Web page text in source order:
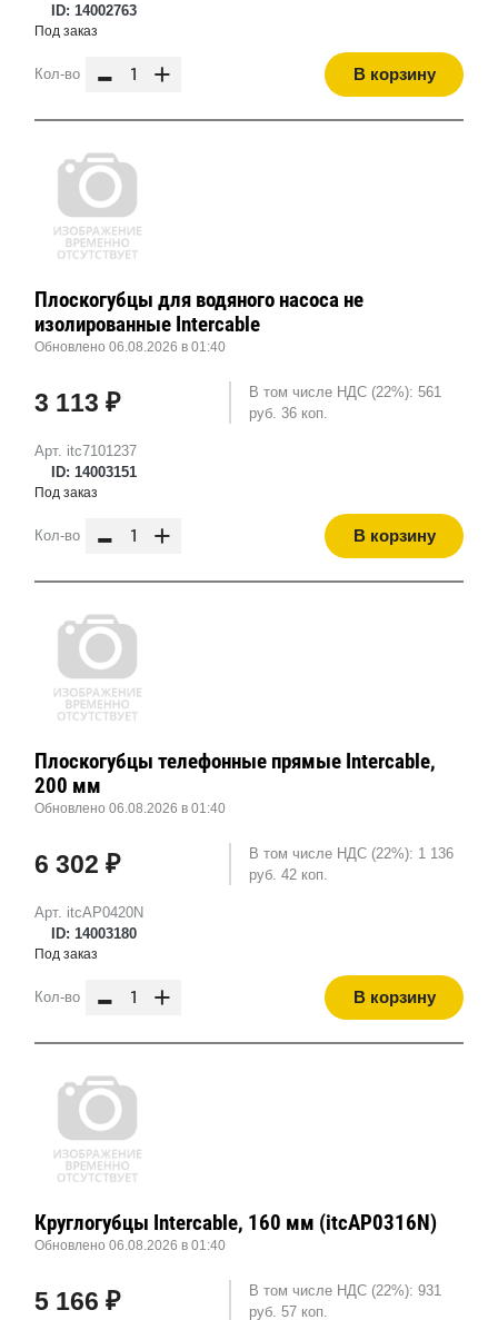
ID: 14002763
Под заказ
Кол-во - + В корзину
Арт. itc7101237
ID: 14003151
Плоскогубцы для водяного насоса не
изолированные Intercable
Обновлено 06.08.2026 в 01:40
3 113 ₽
В том числе НДС (22%): 561
руб. 36 коп.
Под заказ
Кол-во - + В корзину
Арт. itcAP0420N
ID: 14003180
Плоскогубцы телефонные прямые Intercable,
200 мм
Обновлено 06.08.2026 в 01:40
6 302 ₽
В том числе НДС (22%): 1 136
руб. 42 коп.
Под заказ
Кол-во - + В корзину
Круглогубцы Intercable, 160 мм (itcAP0316N)
Обновлено 06.08.2026 в 01:40
5 166 ₽
В том числе НДС (22%): 931
руб. 57 коп.